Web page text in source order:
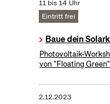
11 bis 14 Uhr
Eintritt frei
Baue dein
​Photovoltaik-
von "Floating
2.12.2023